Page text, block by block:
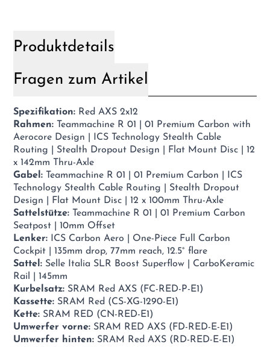
Produktdetails
Fragen zum Artikel
Spezifikation: Red AXS 2x12
Rahmen: Teammachine R 01 | 01 Premium Carbon with
Aerocore Design | ICS Technology Stealth Cable
Routing | Stealth Dropout Design | Flat Mount Disc | 12
x 142mm Thru-Axle
Gabel: Teammachine R 01 | 01 Premium Carbon | ICS
Technology Stealth Cable Routing | Stealth Dropout
Design | Flat Mount Disc | 12 x 100mm Thru-Axle
Sattelstütze: Teammachine R 01 | 01 Premium Carbon
Seatpost | 10mm Offset
Lenker: ICS Carbon Aero | One-Piece Full Carbon
Cockpit | 135mm drop, 77mm reach, 12.5° flare
Sattel: Selle Italia SLR Boost Superflow | CarboKeramic
Rail | 145mm
Kurbelsatz: SRAM Red AXS (FC-RED-P-E1)
Kassette: SRAM Red (CS-XG-1290-E1)
Kette: SRAM RED (CN-RED-E1)
Umwerfer vorne: SRAM RED AXS (FD-RED-E-E1)
Umwerfer hinten: SRAM Red AXS (RD-RED-E-E1)